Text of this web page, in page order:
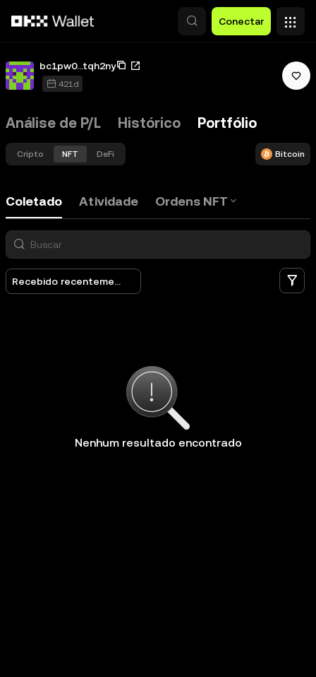
Conectar
bc1pw0...tqh2ny
421d
Análise de P/L Histórico Portfólio
Cripto NFT DeFi Bitcoin
Coletado Atividade Ordens NFT
Recebido recentemente
Nenhum resultado encontrado